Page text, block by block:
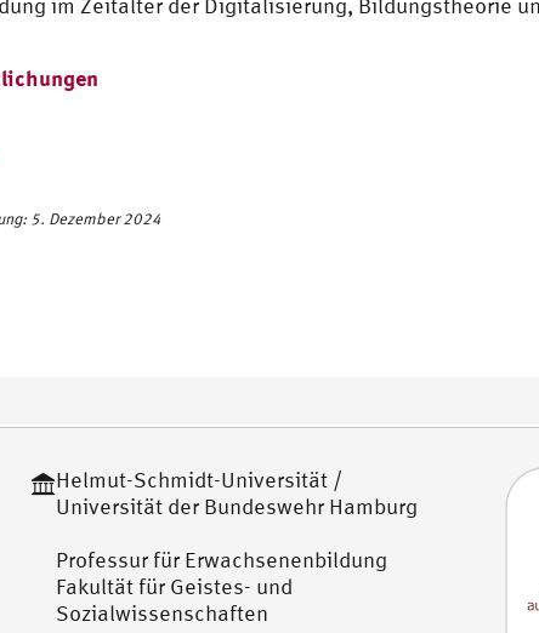
im Zeitalter der Digitalisierung, Bildungstheorie
5. Dezember 2024
Helmut-Schmidt-Universität /
Universität der Bundeswehr Hamburg
Professur für Erwachsenenbildung
Fakultät für Geistes- und
Sozialwissenschaften